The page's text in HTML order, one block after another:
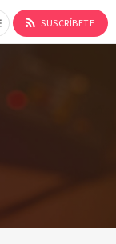
rss_feed SUSCRÍBETE